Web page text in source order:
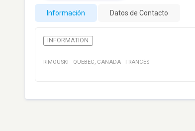
Información Datos de Contacto
INFORMATION
RIMOUSKI · QUEBEC, CANADA · FRANCÉS